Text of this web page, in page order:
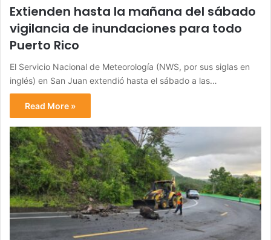
Extienden hasta la mañana del sábado
vigilancia de inundaciones para todo
Puerto Rico
El Servicio Nacional de Meteorología (NWS, por sus siglas en
inglés) en San Juan extendió hasta el sábado a las…
Read More »